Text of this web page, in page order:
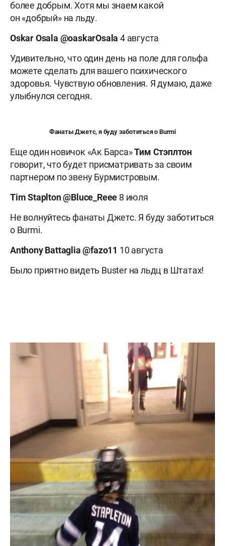
более добрым. Хотя мы знаем какой
он «добрый» на льду.
OskarOsala @oaskarOsala 4 августа
Удивительно, что один день на поле для гольфа
можете сделать для вашего психического
здоровья. Чувствую обновления. Я думаю, даже
улыбнулся сегодня.
Фанаты Джетс, я буду заботиться оBurmi
Еще один новичок «Ак Барса»Тим Стэплтон
говорит, что будет присматривать за своим
партнером по звену Бурмистровым.
Tim Staplton @Bluce_Reee 8 июля
Не волнуйтесь фанаты Джетс. Я буду заботиться
о Burmi.
Anthony
Battaglia ‏@fazo11 10 августа
Было приятно видеть Buster на льдц в Штатах!